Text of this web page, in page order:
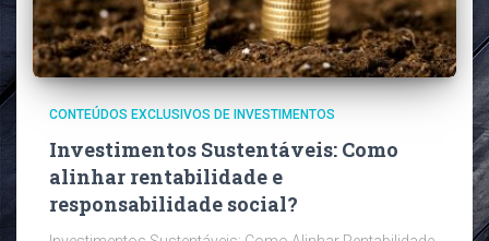
CONTEÚDOS EXCLUSIVOS DE INVESTIMENTOS
Investimentos Sustentáveis: Como
alinhar rentabilidade e
responsabilidade social?